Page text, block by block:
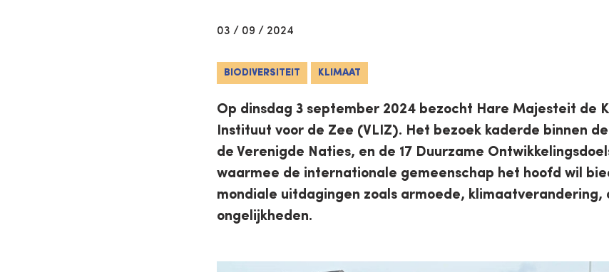
03 / 09 / 2024
BIODIVERSITEIT KLIMAAT
Op dinsdag 3 september 2024 bezocht Hare Majesteit de
Instituut voor de Zee (VLIZ). Het bezoek kaderde binnen
de Verenigde Naties, en de 17 Duurzame
waarmee de internationale gemeenschap het hoofd wil
mondiale uitdagingen zoals armoede, klimaatverandering,
ongelijkheden.